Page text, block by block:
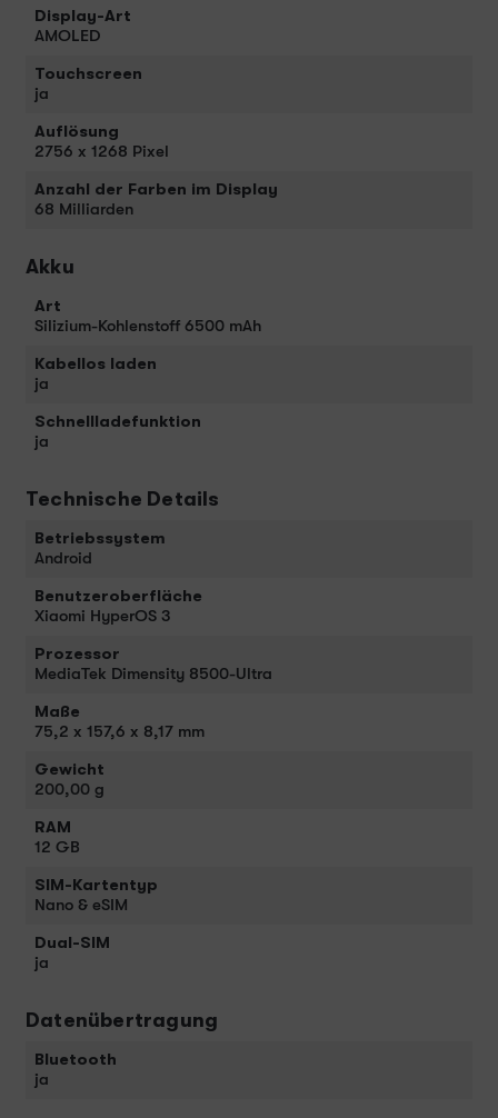
Display-Art
AMOLED
Touchscreen
ja
Auflösung
2756 x 1268 Pixel
Anzahl der Farben im Display
68 Milliarden
Akku
Art
Silizium-Kohlenstoff 6500 mAh
Kabellos laden
ja
Schnellladefunktion
ja
Technische Details
Betriebssystem
Android
Benutzeroberfläche
Xiaomi HyperOS 3
Prozessor
MediaTek Dimensity 8500-Ultra
Maße
75,2 x 157,6 x 8,17 mm
Gewicht
200,00 g
RAM
12 GB
SIM-Kartentyp
Nano & eSIM
Dual-SIM
ja
Datenübertragung
Bluetooth
ja